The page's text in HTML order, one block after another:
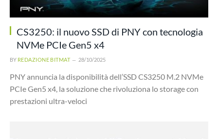
CS3250: il nuovo SSD di PNY con tecnologia
NVMe PCIe Gen5 x4
BY REDAZIONE BITMAT 28/10/2025
PNY annuncia la disponibilità dell’SSD CS3250 M.2 NVMe
PCIe Gen5 x4, la soluzione che rivoluziona lo storage con
prestazioni ultra-veloci